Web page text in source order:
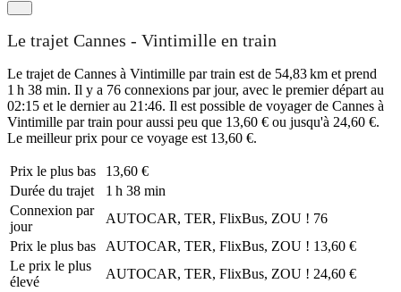
Le trajet Cannes - Vintimille en train
Le trajet de Cannes à Vintimille par train est de 54,83 km et prend
1 h 38 min. Il y a 76 connexions par jour, avec le premier départ au
02:15 et le dernier au 21:46. Il est possible de voyager de Cannes à
Vintimille par train pour aussi peu que 13,60 € ou jusqu'à 24,60 €.
Le meilleur prix pour ce voyage est 13,60 €.
Prix ​​le plus bas
13,60 €
Durée du trajet
1 h 38 min
Connexion par
jour
AUTOCAR, TER, FlixBus, ZOU ! 76
Prix ​​le plus bas
AUTOCAR, TER, FlixBus, ZOU ! 13,60 €
Le prix le plus
élevé
AUTOCAR, TER, FlixBus, ZOU ! 24,60 €